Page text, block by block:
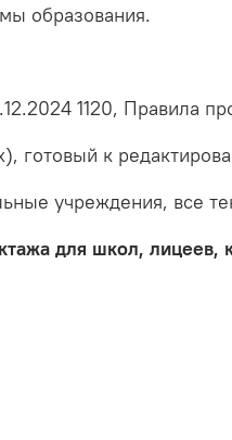
образования.
1120, Правила
готовый к
учреждения, все
для школ, лицеев,